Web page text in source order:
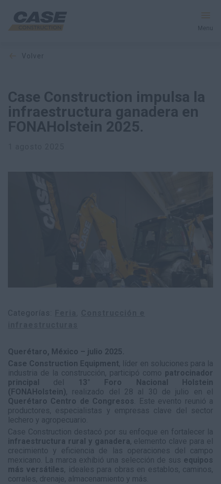
Menu
El mundo CASE
volver
Case Construction impulsa la
infraestructura ganadera en
FONAHolstein 2025.
Categorías
Querétaro, México – julio 2025.
Case Construction Equipment, líder en soluciones para la
industria de la construcción, participó como patrocinador
principal del
13° Foro Nacional Holstein
(FONAHolstein), realizado del 28 al 30 de julio en el
Querétaro Centro de Congresos . Este evento reunió a
productores, especialistas y empresas clave del sector
lechero y agropecuario.
Case Construction destacó por su enfoque en fortalecer la
infraestructura rural y ganadera, elemento clave para el
crecimiento y eficiencia de las operaciones del campo
mexicano. La marca exhibió una selección de sus equipos
más versátiles, ideales para obras en establos, caminos,
corrales, drenaje, almacenamiento y más.